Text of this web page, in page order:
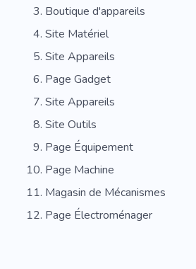
Boutique d'appareils
Site Matériel
Site Appareils
Page Gadget
Site Appareils
Site Outils
Page Équipement
Page Machine
Magasin de Mécanismes
Page Électroménager